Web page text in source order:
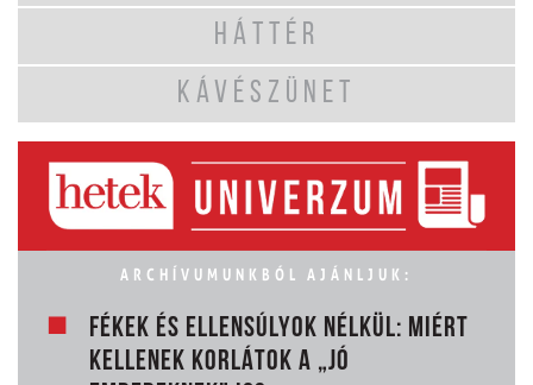
HÁTTÉR
KÁVÉSZÜNET
ARCHÍVUMUNKBÓL AJÁNLJUK:
FÉKEK ÉS ELLENSÚLYOK NÉLKÜL: MIÉRT
KELLENEK KORLÁTOK A „JÓ